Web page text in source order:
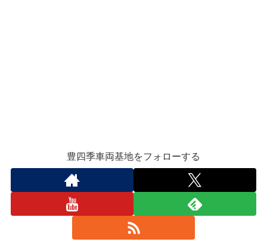
豊四季車両基地をフォローする